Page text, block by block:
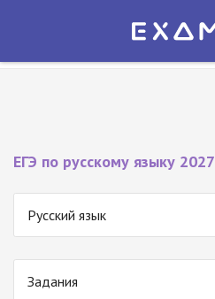
Экзамер — ЕГЭ 2027
ЕГЭ по русскому языку 2027
Русский язык
Задания